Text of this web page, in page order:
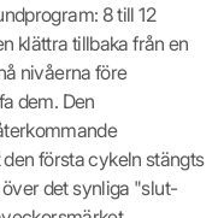
8 till 12
klättra tillbaka från en
nivåerna före
dem. Den
första cykeln stängts
det synliga "slut-